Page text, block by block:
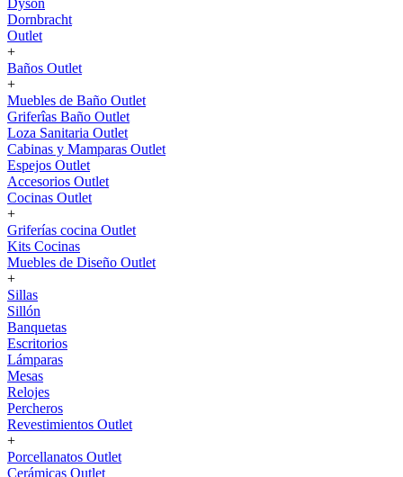
Dyson
Dornbracht
Outlet
+
Baños Outlet
+
Muebles de Baño Outlet
Griferîas Baño Outlet
Loza Sanitaria Outlet
Cabinas y Mamparas Outlet
Espejos Outlet
Accesorios Outlet
Cocinas Outlet
+
Griferías cocina Outlet
Kits Cocinas
Muebles de Diseño Outlet
+
Sillas
Sillón
Banquetas
Escritorios
Lámparas
Mesas
Relojes
Percheros
Revestimientos Outlet
+
Porcellanatos Outlet
Cerámicas Outlet